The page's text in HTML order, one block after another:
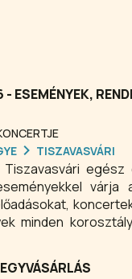
ESEMÉNYEK,
TISZAVASVÁRI
minden
az érdeklődőket.